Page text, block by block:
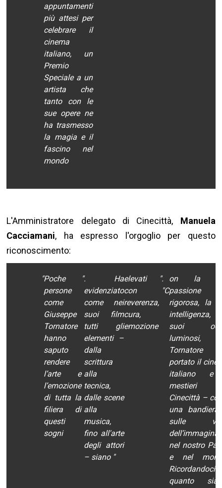
appuntamenti
più attesi per
celebrare il
cinema
italiano, un
Premio
Speciale a un
artista che
tanto con le
sue opere ne
ha trasmesso
la magia e il
fascino nel
mondo
L'Amministratore delegato di Cinecittà, Manuela
Cacciamani, ha espresso l'orgoglio per questo
riconoscimento:
"Poche
persone
come
Giuseppe
Tornatore
hanno
saputo
rendere
l’arte e
l’emozione
di tutta la
filiera di
questi
sogni
". Ha
evidenziato
come nei
suoi film
tutti gli
elementi –
dalla
scrittura
alla
tecnica,
dalle scene
alla
musica,
fino all'arte
degli attori
– siano "
elevati
con
reverenza,
cura,
emozione
".
"C
on la
passione
rigorosa, la
suoi
luminosi,
Tornatore
portato il
italiano
mestieri
Cinecittà –
una
sulle
nel nostro
e nel
Ricordandoci
quanto